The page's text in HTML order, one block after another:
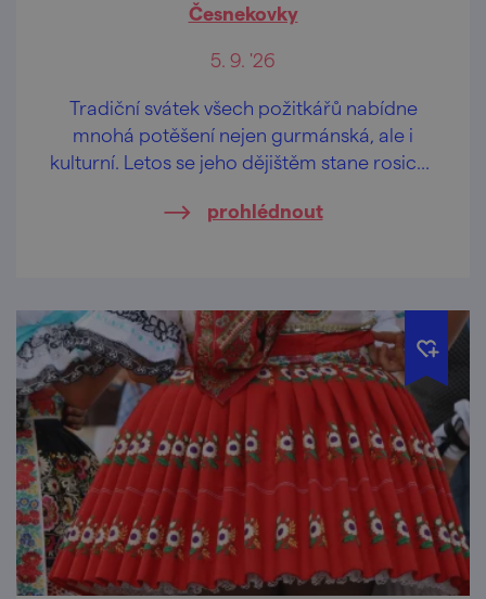
Česnekovky
5. 9. '26
Tradiční svátek všech požitkářů nabídne
mnohá potěšení nejen gurmánská, ale i
kulturní. Letos se jeho dějištěm stane rosický
prohlédnout